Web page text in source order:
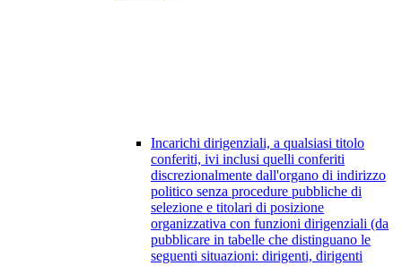
Incarichi dirigenziali, a qualsiasi titolo
conferiti, ivi inclusi quelli conferiti
discrezionalmente dall'organo di indirizzo
politico senza procedure pubbliche di
selezione e titolari di posizione
organizzativa con funzioni dirigenziali (da
pubblicare in tabelle che distinguano le
seguenti situazioni: dirigenti, dirigenti